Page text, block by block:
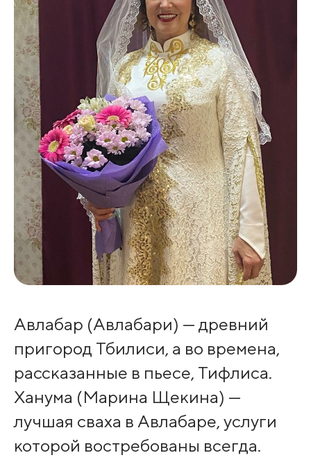
Авлабар (Авлабари) — древний
пригород Тбилиси, а во времена,
рассказанные в пьесе, Тифлиса.
Ханума (Марина Щекина) —
лучшая сваха в Авлабаре, услуги
которой востребованы всегда.